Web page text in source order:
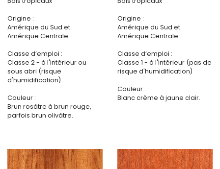
Origine :
Amérique du Sud et
Amérique Centrale
Classe d’emploi :
Classe 2 - à l'intérieur ou
sous abri (risque
d'humidification)
Couleur :
Brun rosâtre à brun rouge,
parfois brun olivâtre.
Origine :
Amérique du Sud et
Amérique Centrale
Classe d’emploi :
Classe 1 - à l'intérieur (pas de
risque d'humidification)
Couleur :
Blanc crème à jaune clair.